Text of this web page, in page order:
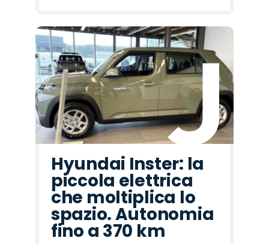
Hyundai Inster: la
piccola elettrica
che moltiplica lo
spazio. Autonomia
fino a 370 km